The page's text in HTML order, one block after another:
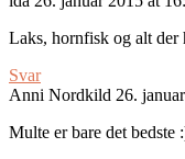
Laks, hornfisk og alt der
Svar
Anni Nordkild 26.
Multe er bare det bedste